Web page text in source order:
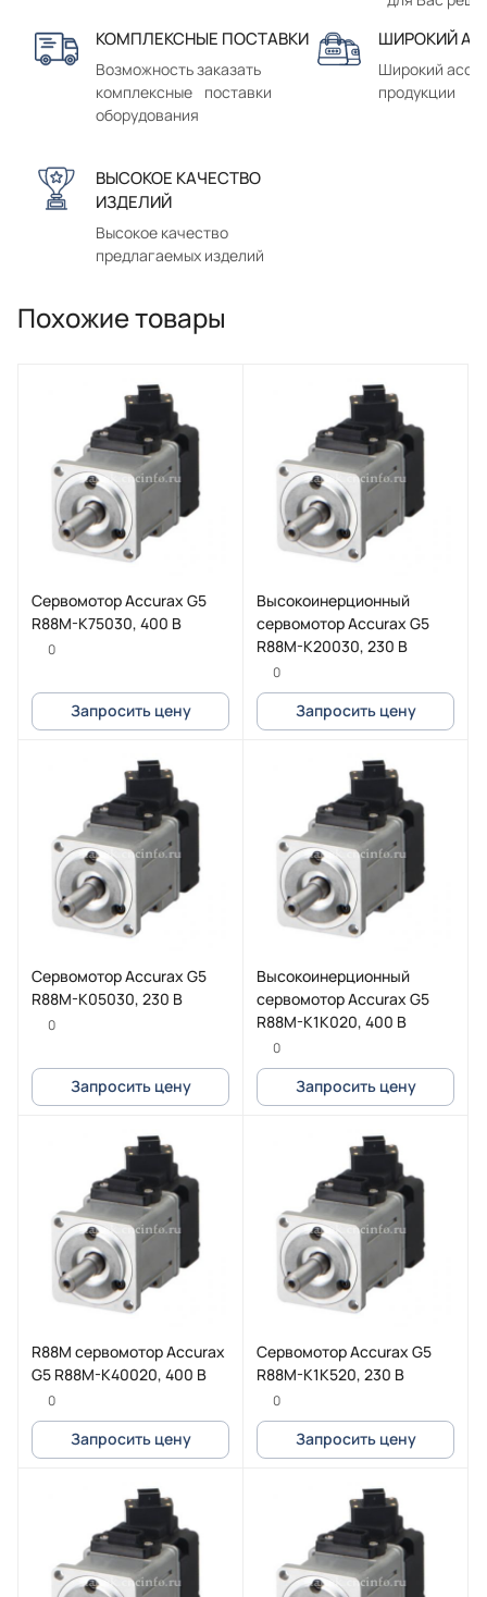
КОМПЛЕКСНЫЕ ПОСТАВКИ
Возможность заказать
комплексные поставки
оборудования
ШИРОКИЙ
Широкий
продукции
ВЫСОКОЕ КАЧЕСТВО
ИЗДЕЛИЙ
Высокое качество
предлагаемых изделий
Похожие товары
Сервомотор Accurax G5
R88M-K75030, 400 В
0
Запросить цену
Высокоинерционный
сервомотор Accurax G5
R88M-K20030, 230 В
0
Запросить цену
Сервомотор Accurax G5
R88M-K05030, 230 В
0
Запросить цену
Высокоинерционный
сервомотор Accurax G5
R88M-K1K020, 400 В
0
Запросить цену
R88M сервомотор Accurax
G5 R88M-K40020, 400 В
0
Запросить цену
Сервомотор Accurax G5
R88M-K1K520, 230 В
0
Запросить цену